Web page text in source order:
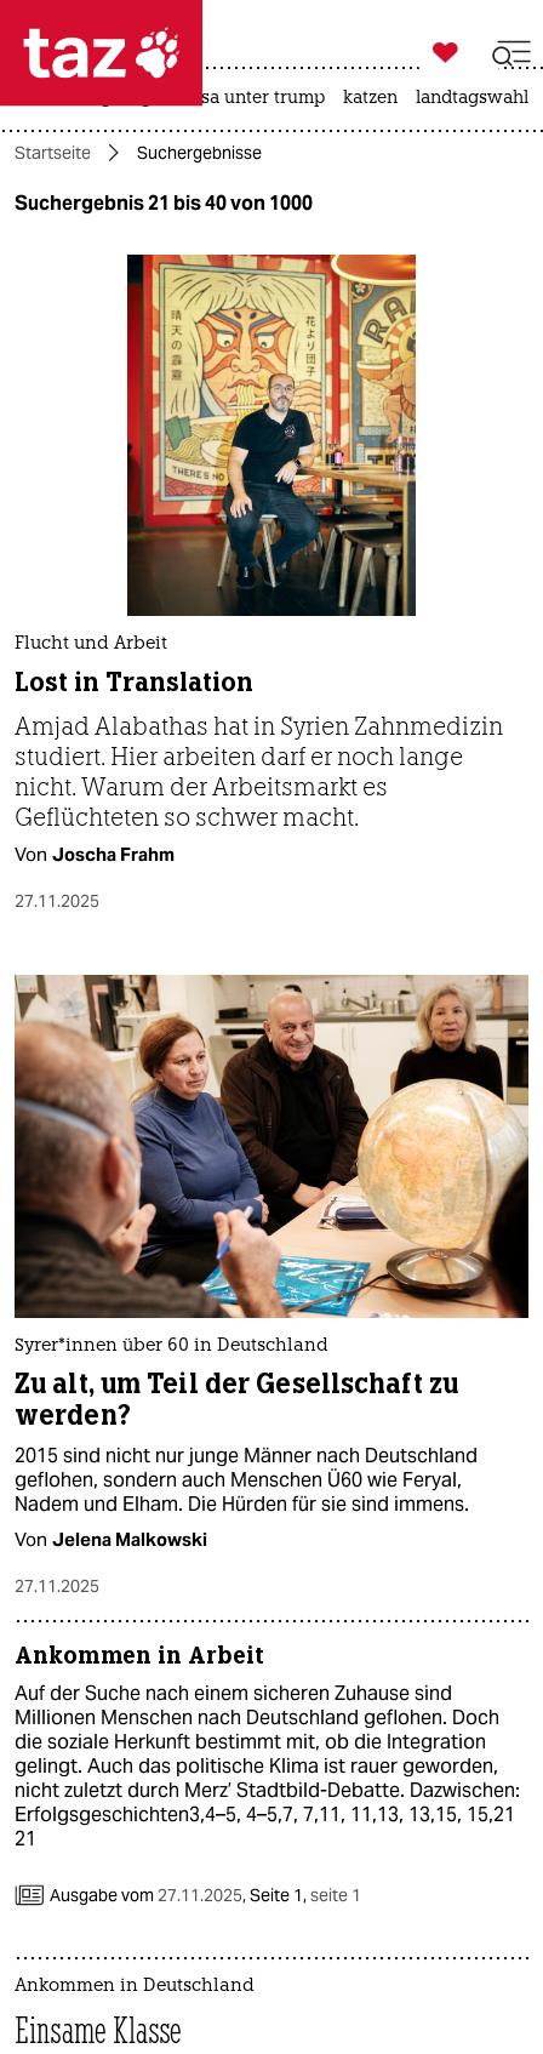
 taz zahl ich
taz zahl ich
themen
gesellschaft
wahrheit
verlag
veranstaltungen
shop
fragen & hilfe
abo
genossenschaft
epaper login

taz zahl ich
usa unter trump katzen landtagswahl
Startseite Suchergebnisse
Suchergebnis 21 bis 40 von 1000
Flucht und Arbeit
Lost in Translation
Amjad Alabathas hat in Syrien Zahnmedizin
studiert. Hier arbeiten darf er noch lange
nicht. Warum der Arbeitsmarkt es
Geflüchteten so schwer macht.
Von Joscha Frahm
27.11.2025
Sy­re­r*in­nen über 60 in Deutschland
Zu alt, um Teil der Gesellschaft zu
werden?
2015 sind nicht nur junge Männer nach Deutschland
geflohen, sondern auch Menschen Ü60 wie Feryal,
Nadem und Elham. Die Hürden für sie sind immens.
Von Jelena Malkowski
27.11.2025
Ankommen in Arbeit
Auf der Suche nach einem sicheren Zuhause sind
Millionen Menschen nach Deutschland geflohen. Doch
die soziale Herkunft bestimmt mit, ob die Integration
gelingt. Auch das politische Klima ist rauer geworden,
nicht zuletzt durch Merz’ Stadtbild-Debatte. Dazwischen:
Erfolgsgeschichten3,4–5, 4–5,7, 7,11, 11,13, 13,15, 15,21
21
Ausgabe vom 27.11.2025,Seite 1,seite 1
Ankommen in Deutschland
Einsame Klasse